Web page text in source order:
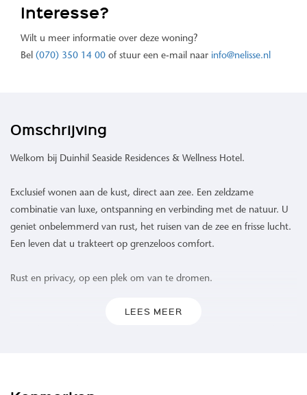
Interesse?
Wilt u meer informatie over deze woning?
Bel (070) 350 14 00 of stuur een e-mail naar info@nelisse.nl
Omschrijving
Welkom bij Duinhil Seaside Residences & Wellness Hotel.
Exclusief wonen aan de kust, direct aan zee. Een zeldzame
combinatie van luxe, ontspanning en verbinding met de natuur. U
geniet onbelemmerd van rust, het ruisen van de zee en frisse lucht.
Een leven dat u trakteert op grenzeloos comfort.
Rust en privacy, op een plek om van te dromen.
LEES MEER